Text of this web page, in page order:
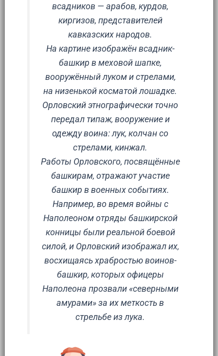
всадников — арабов, курдов,
киргизов, представителей
кавказских народов.
На картине изображён всадник-
башкир в меховой шапке,
вооружённый луком и стрелами,
на низенькой косматой лошадке.
Орловский этнографически точно
передал типаж, вооружение и
одежду воина: лук, колчан со
стрелами, кинжал.
Работы Орловского, посвящённые
башкирам, отражают участие
башкир в военных событиях.
Например, во время войны с
Наполеоном отряды башкирской
конницы были реальной боевой
силой, и Орловский изображал их,
восхищаясь храбростью воинов-
башкир, которых офицеры
Наполеона прозвали «северными
амурами» за их меткость в
стрельбе из лука.